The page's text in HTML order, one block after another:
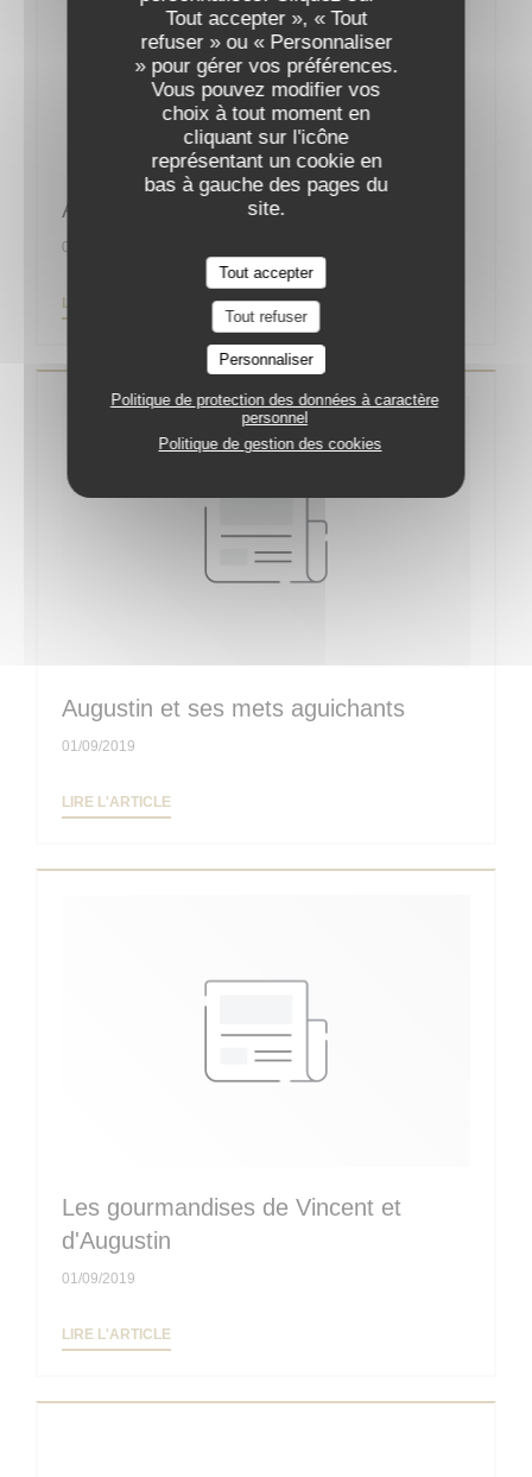
Tout accepter », « Tout
refuser » ou « Personnaliser
» pour gérer vos préférences.
Vous pouvez modifier vos
choix à tout moment en
cliquant sur l'icône
représentant un cookie en
bas à gauche des pages du
site.
Tout accepter
Tout refuser
Personnaliser
Politique de protection des données à caractère
personnel
Politique de gestion des cookies
Augustin, la nouvelle bonne adresse
01/09/2019
LIRE L'ARTICLE ((OUVRE UNE NOUVELLE FENÊTRE))
Augustin et ses mets aguichants
01/09/2019
LIRE L'ARTICLE
Les gourmandises de Vincent et
d'Augustin
01/09/2019
LIRE L'ARTICLE